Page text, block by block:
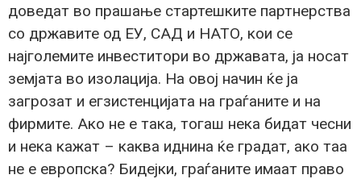
доведат во прашање стартешките партнерства
со државите од ЕУ, САД и НАТО, кои се
најголемите инвеститори во државата, ја носат
земјата во изолација. На овој начин ќе ја
загрозат и егзистенцијата на граѓаните и на
фирмите. Ако не е така, тогаш нека бидат чесни
и нека кажат – каква иднина ќе градат, ако таа
не е европска? Бидејки, граѓаните имаат право